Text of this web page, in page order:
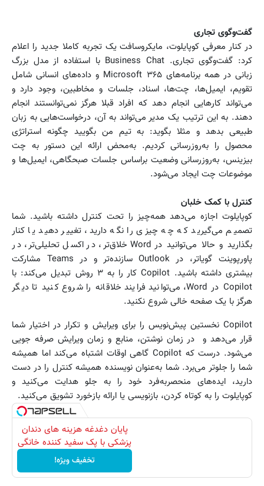
گفت‌وگوی تجاری
در کنار معرفی کوپایلوت، مایکروسافت یک تجربه کاملا جدید را اعلام
کرد: گفت‌وگوی تجاری. Business Chat با استفاده از مدل بزرگ
زبانی در همه برنامه‌های Microsoft ۳۶۵ و داده‌های انسانی شامل
تقویم، ایمیل‌ها، چت‌ها، اسناد، جلسات و مخاطبین، وجود دارد و
می‌تواند کارهایی انجام دهد که افراد قبلا هرگز نمی‌توانستند انجام
دهند. به این ترتیب یک مدیر می‌تواند به آن، درخواست‌هایی به زبان
طبیعی بدهد و مثلا بگوید: به تیم من بگویید چگونه استراتژی
محصول را به‌روزرسانی کردیم. به‌محض ارائه این دستور به چت
بیزینس، به‌روزرسانی وضعیت براساس جلسات صبحگاهی، ایمیل‌ها و
موضوعات چت ایجاد می‌شود.
کنترل با کمک خلبان
کوپایلوت اجازه می‌دهد همه‌چیز را تحت کنترل داشته باشید. شما
تصمیم می‌گیرید که چه چیزی را نگه دارید، تغییر دهید یا کنار
بگذارید و حالا می‌توانید در Word خلاق‌تر، در اکسل تحلیلی‌تر، در
پاورپوینت گویاتر، در Outlook سازنده‌تر و در Teams مشارکت
بیشتری داشته باشید. Copilot کار را به ۳ روش تبدیل می‌کند: با
Copilot در Word، می‌توانید فرایند خلاقانه را شروع کنید تا دیگر
هرگز با یک صفحه خالی شروع نکنید.
Copilot نخستین پیش‌نویس را برای ویرایش و تکرار در اختیار شما
قرار می‌دهد و در زمان نوشتن، منابع و زمان ویرایش صرفه جویی
می‌شود. درست که Copilot گاهی اوقات اشتباه می‌کند اما همیشه
شما را جلوتر می‌برد. شما به‌عنوان نویسنده همیشه کنترل را در دست
دارید، ایده‌های منحصربه‌فرد خود را به جلو هدایت می‌کنید و
کوپایلوت را به کوتاه کردن، بازنویسی یا ارائه بازخورد تشویق می‌کنید.
پایان دغدغه هزینه های دندان
پزشکی با پک سفید کننده خانگی
تخفیف ویژه!